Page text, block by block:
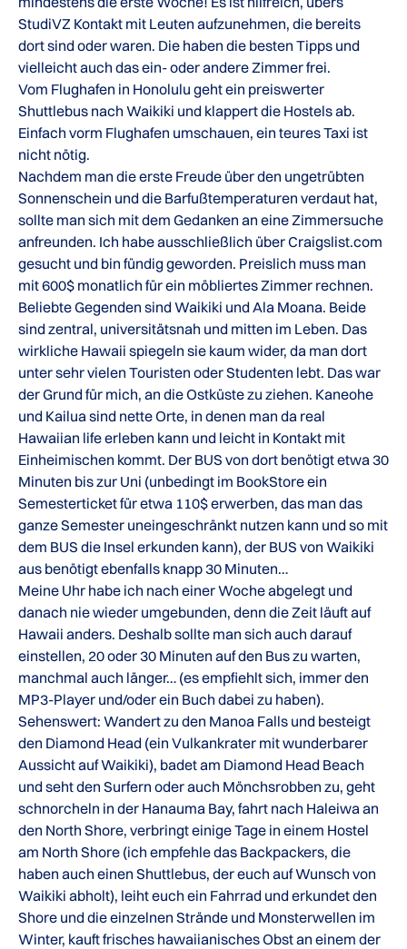
StudiVZ Kontakt mit Leuten aufzunehmen, die bereits
dort sind oder waren. Die haben die besten Tipps und
vielleicht auch das ein- oder andere Zimmer frei.
Vom Flughafen in Honolulu geht ein preiswerter
Shuttlebus nach Waikiki und klappert die Hostels ab.
Einfach vorm Flughafen umschauen, ein teures Taxi ist
nicht nötig.
Nachdem man die erste Freude über den ungetrübten
Sonnenschein und die Barfußtemperaturen verdaut hat,
sollte man sich mit dem Gedanken an eine Zimmersuche
anfreunden. Ich habe ausschließlich über Craigslist.com
gesucht und bin fündig geworden. Preislich muss man
mit 600$ monatlich für ein möbliertes Zimmer rechnen.
Beliebte Gegenden sind Waikiki und Ala Moana. Beide
sind zentral, universitätsnah und mitten im Leben. Das
wirkliche Hawaii spiegeln sie kaum wider, da man dort
unter sehr vielen Touristen oder Studenten lebt. Das war
der Grund für mich, an die Ostküste zu ziehen. Kaneohe
und Kailua sind nette Orte, in denen man da real
Hawaiian life erleben kann und leicht in Kontakt mit
Einheimischen kommt. Der BUS von dort benötigt etwa 30
Minuten bis zur Uni (unbedingt im BookStore ein
Semesterticket für etwa 110$ erwerben, das man das
ganze Semester uneingeschränkt nutzen kann und so mit
dem BUS die Insel erkunden kann), der BUS von Waikiki
aus benötigt ebenfalls knapp 30 Minuten…
Meine Uhr habe ich nach einer Woche abgelegt und
danach nie wieder umgebunden, denn die Zeit läuft auf
Hawaii anders. Deshalb sollte man sich auch darauf
einstellen, 20 oder 30 Minuten auf den Bus zu warten,
manchmal auch länger… (es empfiehlt sich, immer den
MP3-Player und/oder ein Buch dabei zu haben).
Sehenswert: Wandert zu den Manoa Falls und besteigt
den Diamond Head (ein Vulkankrater mit wunderbarer
Aussicht auf Waikiki), badet am Diamond Head Beach
und seht den Surfern oder auch Mönchsrobben zu, geht
schnorcheln in der Hanauma Bay, fahrt nach Haleiwa an
den North Shore, verbringt einige Tage in einem Hostel
am North Shore (ich empfehle das Backpackers, die
haben auch einen Shuttlebus, der euch auf Wunsch von
Waikiki abholt), leiht euch ein Fahrrad und erkundet den
Shore und die einzelnen Strände und Monsterwellen im
Winter, kauft frisches hawaiianisches Obst an einem der